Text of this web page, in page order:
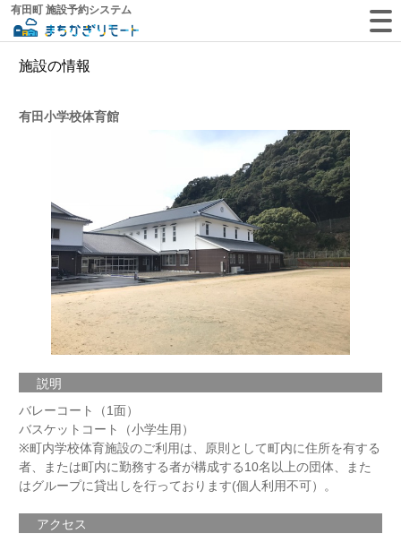
有田町 施設予約システム
施設の情報
有田小学校体育館
説明
バレーコート（1面）
バスケットコート（小学生用）
※町内学校体育施設のご利用は、原則として町内に住所を有する
者、または町内に勤務する者が構成する10名以上の団体、また
はグループに貸出しを行っております(個人利用不可）。
アクセス